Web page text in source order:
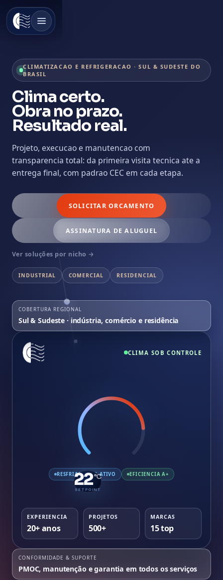
C&C Service
CLIMATIZACAO E REFRIGERACAO · SUL & SUDESTE DO
BRASIL
Clima certo.
Obra no prazo.
Resultado real.
Projeto, execucao e manutencao com
transparencia total: da primeira visita tecnica ate a
entrega final, com padrao CEC em cada etapa.
SOLICITAR ORCAMENTO
ASSINATURA DE ALUGUEL
Ver soluções por nicho →
INDUSTRIAL COMERCIAL RESIDENCIAL
COBERTURA REGIONAL
Sul & Sudeste · indústria, comércio e residência
CLIMA SOB CONTROLE
22°C
SETPOINT
RESFRIAMENTO ATIVO EFICIENCIA A+
EXPERIENCIA
20+ anos
PROJETOS
500+
MARCAS
15 top
CONFORMIDADE & SUPORTE
PMOC, manutenção e garantia em todos os serviços